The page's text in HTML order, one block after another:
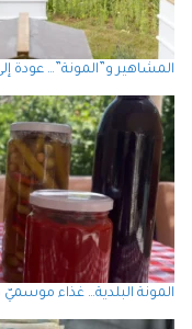
المشاهير و”المونة”… عودة
المونة البلدية… غذاء